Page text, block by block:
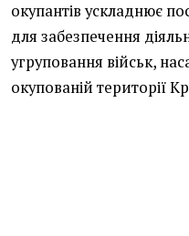
окупантів ускладнює
для забезпечення
угруповання військ,
окупованій території